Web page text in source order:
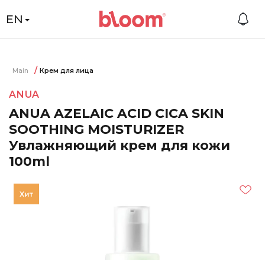
EN
Main Крем для лица
ANUA
ANUA AZELAIC ACID CICA SKIN
SOOTHING MOISTURIZER
Увлажняющий крем для кожи
100ml